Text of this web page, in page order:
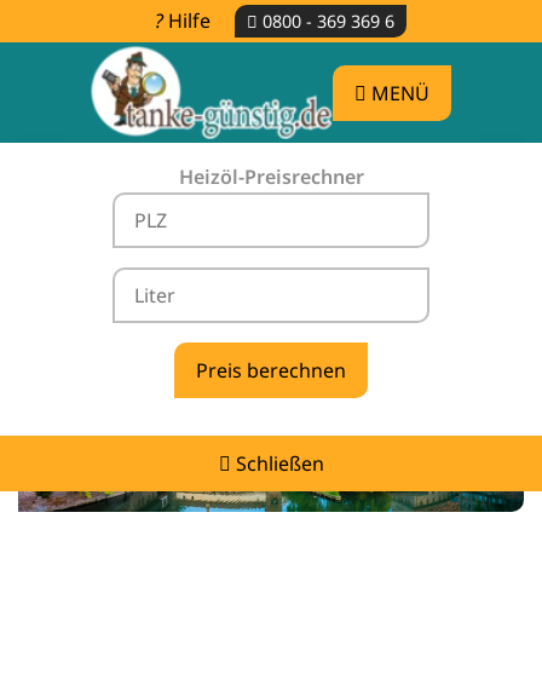
Hilfe 0800 - 369 369 6
MENÜ
Heizöl-Preisrechner
Schließen
Heizölpreise Eckental -
vergleichen & günstig tanken